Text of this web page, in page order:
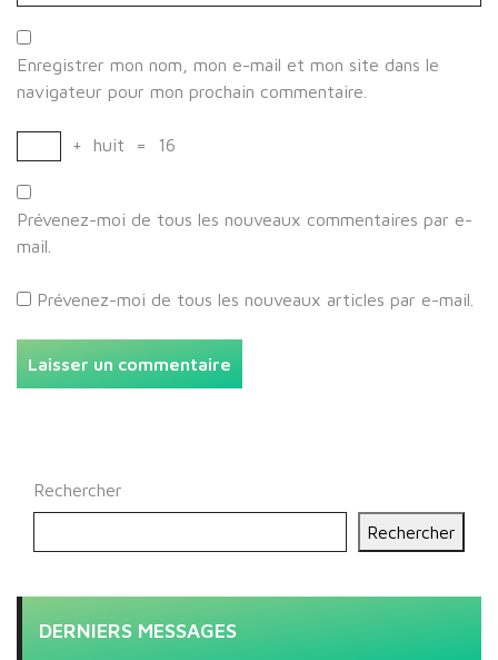
Enregistrer mon nom, mon e-mail et mon site dans le
navigateur pour mon prochain commentaire.
+ huit = 16
Prévenez-moi de tous les nouveaux commentaires par e-
mail.
Prévenez-moi de tous les nouveaux articles par e-mail.
Rechercher
Rechercher
DERNIERS MESSAGES